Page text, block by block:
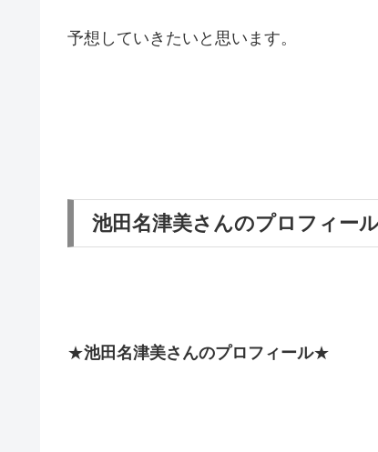
予想していきたいと思います。
池田名津美さんのプロフィー
★池田名津美さんのプロフィール★